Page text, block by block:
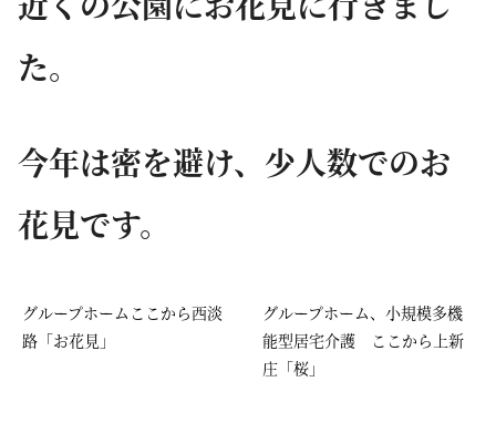
た。
今年は密を避け、少人数でのお
花見です。
グループホームここから西淡
路「お花見」
グループホーム、小規模多機
能型居宅介護 ここから上新
庄「桜」